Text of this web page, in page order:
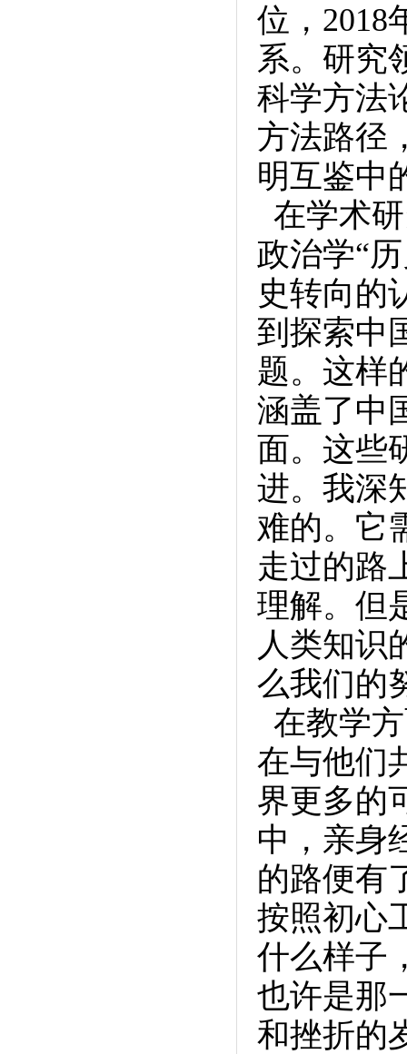
位，2018
系。研究
科学方法
方法路径
明互鉴中
在学术
政治学“
史转向的
到探索中
题。这样
涵盖了中
面。这些
进。我深
难的。它
走过的路
理解。但
人类知识
么我们的
在教学
在与他们
界更多的
中，亲身
的路便有
按照初心
什么样子
也许是那
和挫折的